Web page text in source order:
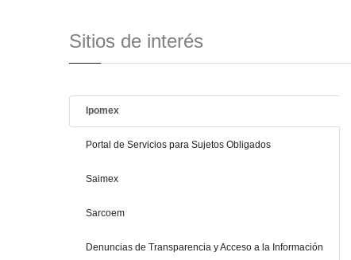
Sitios de interés
Ipomex
Portal de Servicios para Sujetos Obligados
Saimex
Sarcoem
Denuncias de Transparencia y Acceso a la Información